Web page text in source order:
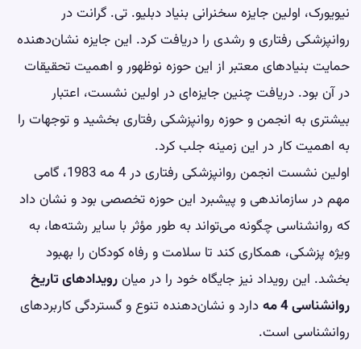
نیویورک، اولین جایزه سخنرانی بنیاد دبلیو. تی. گرانت در
روانپزشکی رفتاری و رشدی را دریافت کرد. این جایزه نشان‌دهنده
حمایت بنیادهای معتبر از این حوزه نوظهور و اهمیت تحقیقات
در آن بود. دریافت چنین جایزه‌ای در اولین نشست، اعتبار
بیشتری به انجمن و حوزه روانپزشکی رفتاری بخشید و توجهات را
به اهمیت کار در این زمینه جلب کرد.
اولین نشست انجمن روانپزشکی رفتاری در 4 مه 1983، گامی
مهم در سازماندهی و پیشبرد این حوزه تخصصی بود و نشان داد
که روانشناسی چگونه می‌تواند به طور مؤثر با سایر رشته‌ها، به
ویژه پزشکی، همکاری کند تا سلامت و رفاه کودکان را بهبود
بخشد. این رویداد نیز جایگاه خود را در میانرویدادهای تاریخ
روانشناسی 4 مه
دارد و نشان‌دهنده تنوع و گستردگی کاربردهای
روانشناسی است.